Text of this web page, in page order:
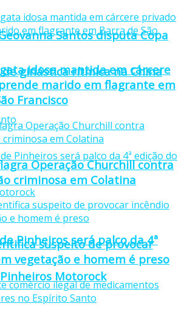
Santos disputa Copa
ginástica rítmica na China
Pinheiros será palco da 4ª
Motorock
idosa mantida em cárcere
marido em flagrante em
Francisco
Operação Churchill contra
criminosa em Colatina
suspeito de provocar
vegetação e homem é preso